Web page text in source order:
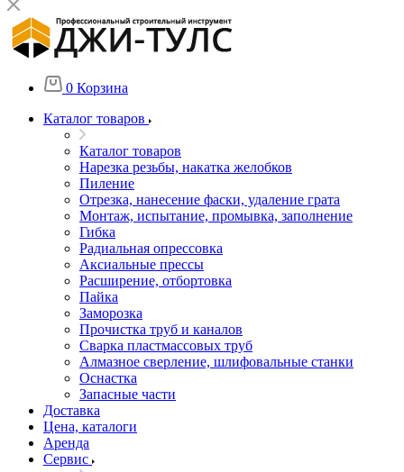
0 Корзина
Каталог товаров
Каталог товаров
Нарезка резьбы, накатка желобков
Пиление
Отрезка, нанесение фаски, удаление грата
Монтаж, испытание, промывка, заполнение
Гибка
Радиальная опрессовка
Аксиальные прессы
Расширение, отбортовка
Пайка
Заморозка
Прочистка труб и каналов
Сварка пластмассовых труб
Алмазное сверление, шлифовальные станки
Оснастка
Запасные части
Доставка
Цена, каталоги
Аренда
Сервис